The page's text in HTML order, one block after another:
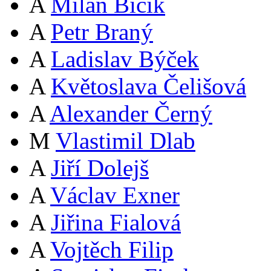
A Petr Braný
A Ladislav Býček
A Květoslava Čelišová
A Alexander Černý
M Vlastimil Dlab
A Jiří Dolejš
A Václav Exner
A Jiřina Fialová
A Vojtěch Filip